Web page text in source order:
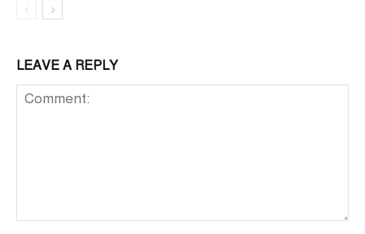
LEAVE A REPLY